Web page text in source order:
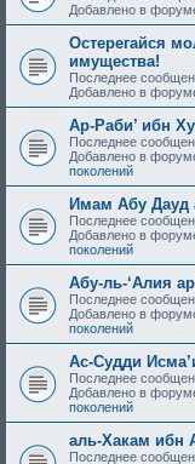
Добавлено в
Остерегайся
имущества!
Последнее
Добавлено в
Ар-Раби’ ибн
Последнее
Добавлено в
поколений
Имам Абу Дауд
Последнее
Добавлено в
поколений
Абу-ль-‘Алия
Последнее
Добавлено в
поколений
Ас-Судди
Последнее
Добавлено в
поколений
аль-Хакам ибн
Последнее